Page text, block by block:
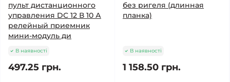
пульт дистанционного
управления DC 12 В 10 А
релейный приемник
мини-модуль ди
В наявності
497.25 грн.
без ригеля (длинная
планка)
В наявності
1 158.50 грн.